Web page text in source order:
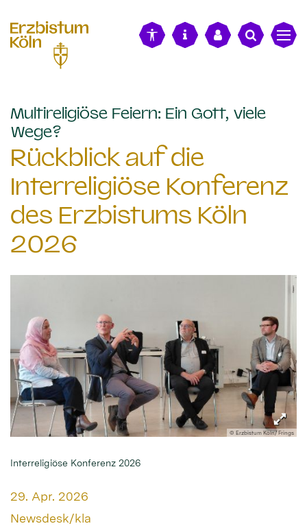
Multireligiöse Feiern: Ein Gott, viele
Wege?
Rückblick auf die
Interreligiöse Konferenz
des Erzbistums Köln
2026
© Erzbistum Köln/ Frings
Interreligiöse Konferenz 2026
Datum:
29. Apr. 2026
Von:
Newsdesk/kla